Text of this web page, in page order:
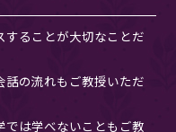
することが大切なことだ
話の流れもご教授いただ
では学べないこともご教